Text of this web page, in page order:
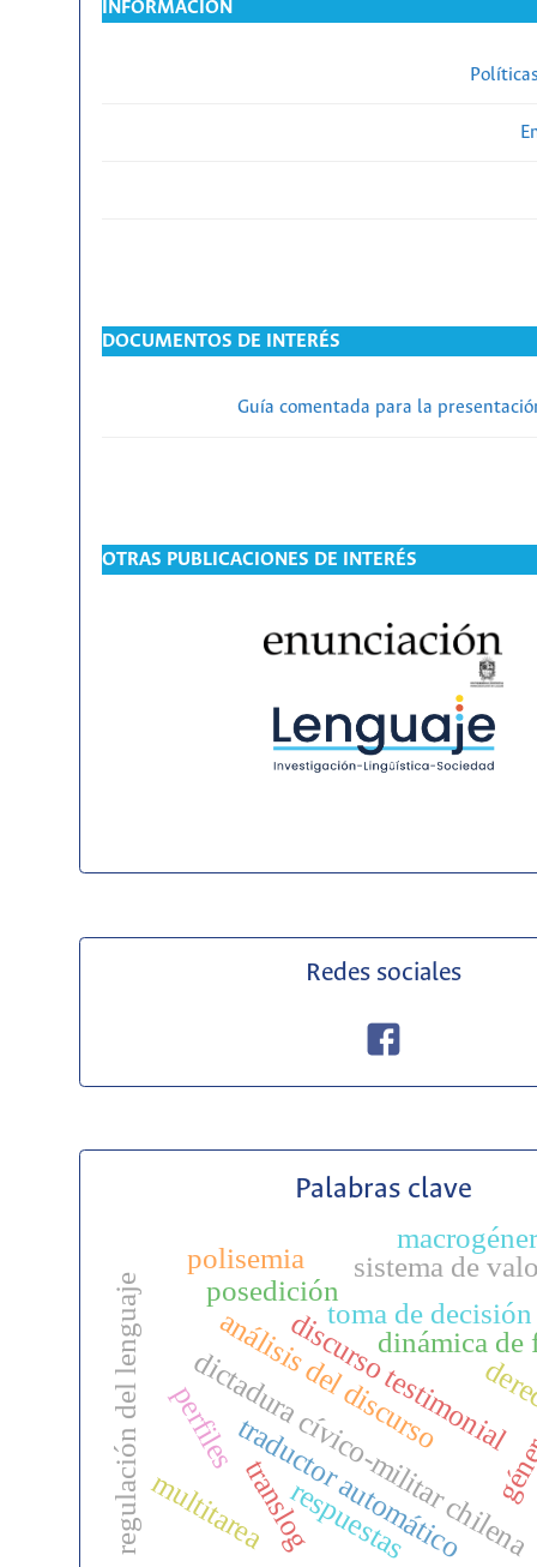
INFORMACIÓN
DOCUMENTOS DE INTERÉS
Guía comentada para la
OTRAS PUBLICACIONES DE INTERÉS
Redes sociales
Palabras clave
dinámica de
discurso testimonial
dictadura cívico-militar chilena
análisis del discurso
posedición
traductor automático
translog
toma de decisión
sistema de
respuestas
multitarea
perfiles
regulación del lenguaje
polisemia